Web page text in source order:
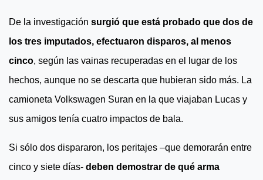
De la investigación surgió que está probado que dos de
los tres imputados, efectuaron disparos, al menos
cinco, según las vainas recuperadas en el lugar de los
hechos, aunque no se descarta que hubieran sido más. La
camioneta Volkswagen Suran en la que viajaban Lucas y
sus amigos tenía cuatro impactos de bala.
Si sólo dos dispararon, los peritajes –que demorarán entre
cinco y siete días- deben demostrar de qué arma